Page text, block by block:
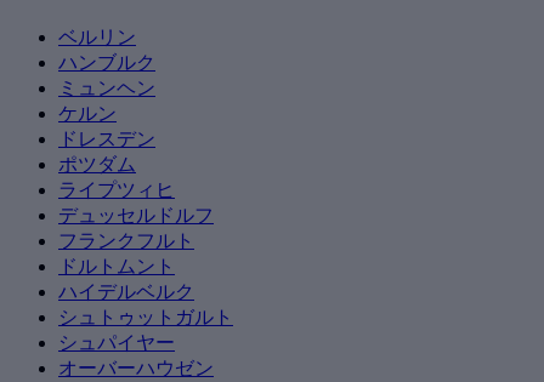
ベルリン
ハンブルク
ミュンヘン
ケルン
ドレスデン
ポツダム
ライプツィヒ
デュッセルドルフ
フランクフルト
ドルトムント
ハイデルベルク
シュトゥットガルト
シュパイヤー
オーバーハウゼン